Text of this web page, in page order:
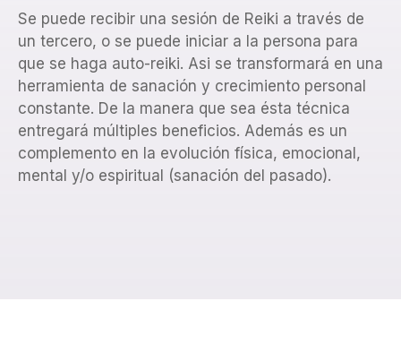
Se puede recibir una sesión de Reiki a través de
un tercero, o se puede iniciar a la persona para
que se haga auto-reiki. Asi se transformará en una
herramienta de sanación y crecimiento personal
constante. De la manera que sea ésta técnica
entregará múltiples beneficios. Además es un
complemento en la evolución física, emocional,
mental y/o espiritual (sanación del pasado).